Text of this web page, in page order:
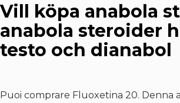
Vill köpa anabola
anabola steroider
testo och dianabol
Puoi comprare Fluoxetina 20. Denna